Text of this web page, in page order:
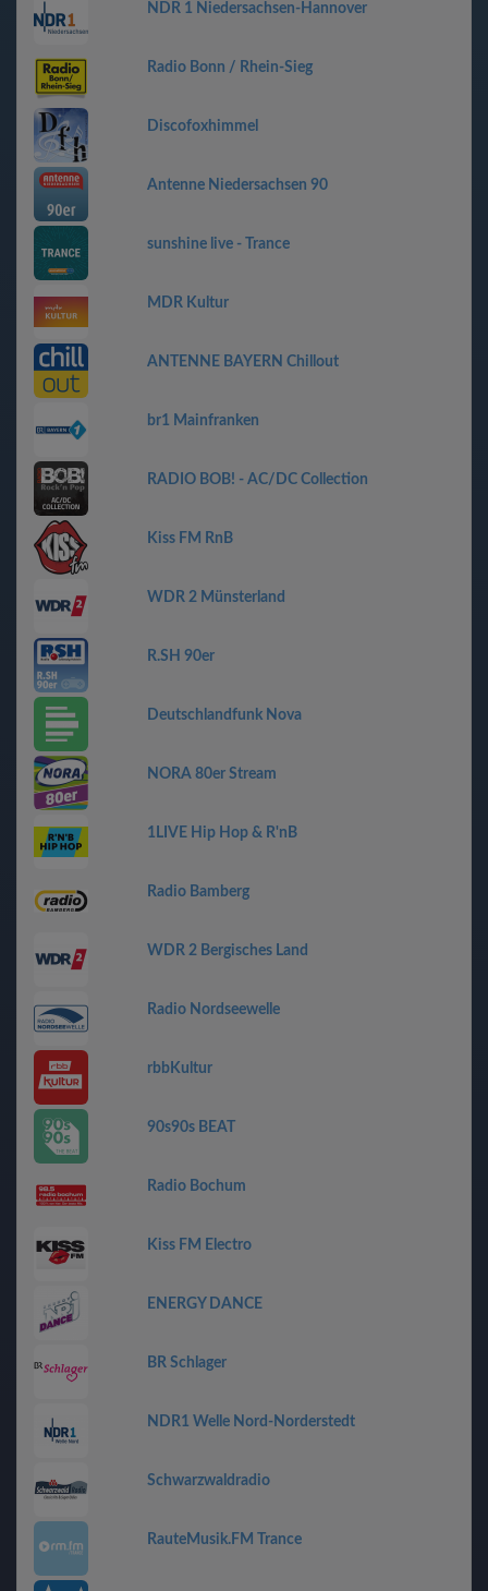
NDR 1 Niedersachsen-Hannover
Radio Bonn / Rhein-Sieg
Discofoxhimmel
Antenne Niedersachsen 90
sunshine live - Trance
MDR Kultur
ANTENNE BAYERN Chillout
br1 Mainfranken
RADIO BOB! - AC/DC Collection
Kiss FM RnB
WDR 2 Münsterland
R.SH 90er
Deutschlandfunk Nova
NORA 80er Stream
1LIVE Hip Hop & R'nB
Radio Bamberg
WDR 2 Bergisches Land
Radio Nordseewelle
rbbKultur
90s90s BEAT
Radio Bochum
Kiss FM Electro
ENERGY DANCE
BR Schlager
NDR1 Welle Nord-Norderstedt
Schwarzwaldradio
RauteMusik.FM Trance